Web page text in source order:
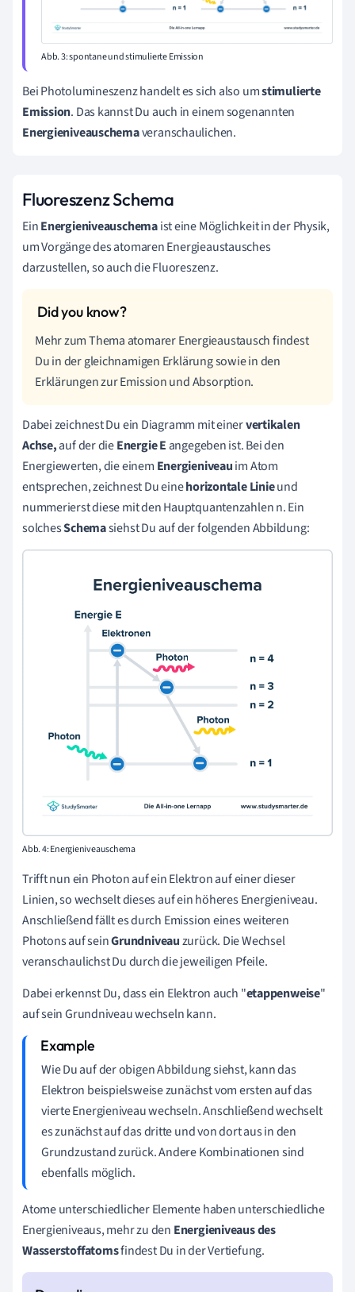
Abb. 3: spontane und stimulierte Emission
Bei Photolumineszenz handelt es sich also umstimulierte
Emission. Das kannst Du auch in einem sogenannten
Energieniveauschemaveranschaulichen.
Fluoreszenz Schema
EinEnergieniveauschemaist eine Möglichkeit in der Physik,
um Vorgänge des atomaren Energieaustausches
darzustellen, so auch die Fluoreszenz.
Mehr zum Thema atomarer Energieaustauschfindest
Du in der gleichnamigen Erklärung sowie in den
Erklärungen zur Emission und Absorption.
Dabei zeichnest Du ein Diagramm mit einervertikalen
Achse,auf der dieEnergie E angegeben ist. Bei den
Energiewerten, die einem Energieniveauim Atom
entsprechen, zeichnest Du einehorizontale Linieund
nummerierst diese mit den Hauptquantenzahlen n. Ein
solchesSchemasiehst Du auf der folgenden Abbildung:
Abb. 4: Energieniveauschema
Trifft nun ein Photon auf ein Elektron auf einer dieser
Linien, so wechselt dieses auf ein höheres Energieniveau.
Anschließend fällt es durch Emission eines weiteren
Photons auf seinGrundniveauzurück. Die Wechsel
veranschaulichst Du durch die jeweiligen Pfeile.
Dabei erkennst Du, dass ein Elektron auch "etappenweise"
auf sein Grundniveau wechseln kann.
Wie Du auf der obigen Abbildung siehst, kann das
Elektron beispielsweise zunächst vom ersten auf das
vierte Energieniveau wechseln. Anschließend wechselt
es zunächst auf das dritte und von dort aus in den
Grundzustand zurück. Andere Kombinationen sind
ebenfalls möglich.
Atome unterschiedlicher Elemente haben unterschiedliche
Energieniveaus, mehr zu den Energieniveaus des
Wasserstoffatomsfindest Du in der Vertiefung.